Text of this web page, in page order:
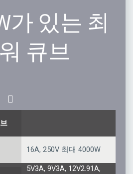
가 있는 최
큐브
16A, 250V 최대 4000W
5V3A, 9V3A, 12V2.91A,